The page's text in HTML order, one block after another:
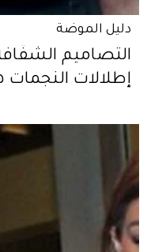
دليل الموضة
التصاميم
إطلالات